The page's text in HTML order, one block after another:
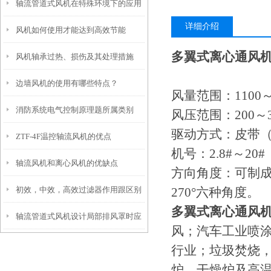
轴流管道式风机在特殊环境下的应用
与注意事项
风机如何使用才能达到高效节能
风机轴承过热、损伤及其处理措施
边墙风机的使用有哪些特点？
消防系统电气控制原理题所属类别
ZTF-4F温控轴流风机的优点
轴流风机和离心风机的优缺点
初效，中效，高效过滤器作用跟区别
轴流管道式风机设计局部排风罩时应
详细介绍
多翼式离心通风
风量范围： 1100
风压范围： 200 ～
驱动方式：皮带
机号： 2.8# ～ 20#
方向角度：可制
270°六种角度。
多翼式离心通风
风；汽车工业喷
行业；垃圾焚烧